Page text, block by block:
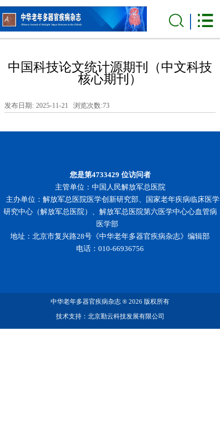
中国科技论文统计源期刊（中文科技
核心期刊）
发布日期: 2025-11-21 浏览次数:73
您是第4733429 位访问者
主管单位：中国人民解放军总医院
主办单位：解放军总医院医学创新研究部、国家老年疾病临床医学
研究中心（解放军总医院）、解放军总医院第六医学中心心血管病
医学部
地址：北京市复兴路28号《中华老年多器官疾病杂志》编辑部
电话：010-66936756
中华老年多器官疾病杂志 ® 2026 版权所有
技术支持：北京勤云科技发展有限公司